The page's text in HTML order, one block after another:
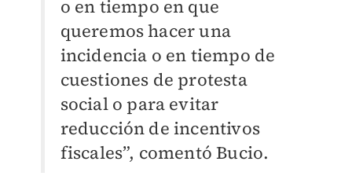
o en tiempo en que
queremos hacer una
incidencia o en tiempo de
cuestiones de protesta
social o para evitar
reducción de incentivos
fiscales”, comentó Bucio.